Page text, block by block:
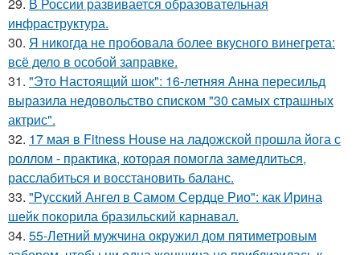
инфраструктура.
30. Я никогда не пробовала более вкусного винегрета:
всё дело в особой заправке.
31. "Это Настоящий шок": 16-летняя Анна пересильд
выразила недовольство списком "30 самых страшных
актрис".
32. 17 мая в Fitness House на ладожской прошла йога с
роллом - практика, которая помогла замедлиться,
расслабиться и восстановить баланс.
33. "Русский Ангел в Самом Сердце Рио": как Ирина
шейк покорила бразильский карнавал.
34. 55-Летний мужчина окружил дом пятиметровым